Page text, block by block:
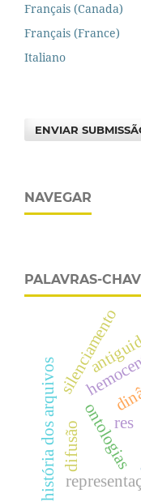
Français (Canada)
Français (France)
Italiano
ENVIAR
NAVEGAR
PALAVRAS-
silenciamento
ontologias
difusão
história dos arquivos res